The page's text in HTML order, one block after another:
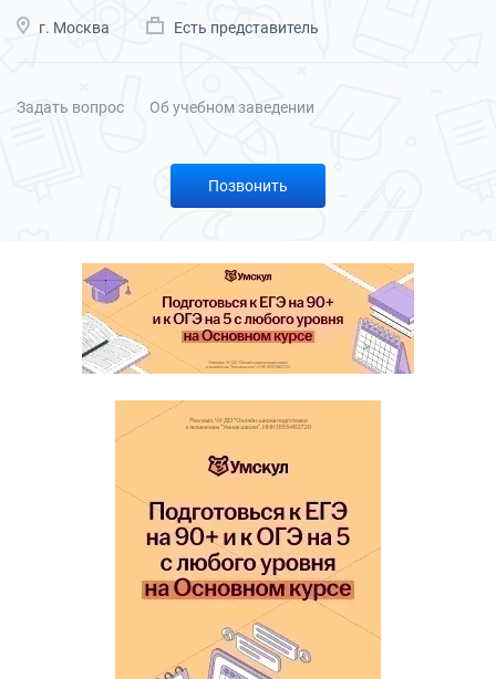
г. Москва Есть представитель
Задать вопрос Об учебном заведении
Позвонить